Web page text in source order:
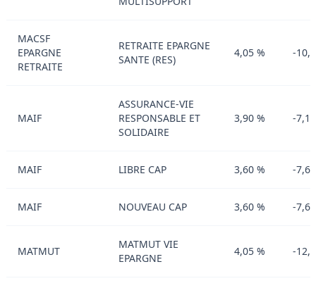
MACSF
EPARGNE
RETRAITE
RETRAITE EPARGNE
SANTE (RES)
4,05 % -
MAIF
ASSURANCE-VIE
RESPONSABLE ET
SOLIDAIRE
3,90 % -
MAIF LIBRE CAP 3,60 % -
MAIF NOUVEAU CAP 3,60 % -
MATMUT
MATMUT VIE
EPARGNE
4,05 % -